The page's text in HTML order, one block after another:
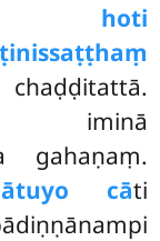
hoti
gahaṇaṃ.
cāti